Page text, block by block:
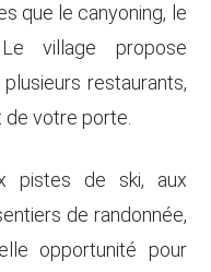
que le canyoning, le
village propose
restaurants,
votre porte.
pistes de ski, aux
de randonnée,
opportunité pour